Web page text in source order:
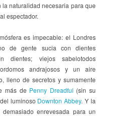
naturalidad necesaria para que
espectador.
es impecable: el Londres
de gente sucia con dientes
dientes; viejos sabelotodos
andrajosos y un aire
lleno de secretos y sumamente
más de Penny Dreadful (sin su
luminoso Downton Abbey. Y la
enrevesada para un